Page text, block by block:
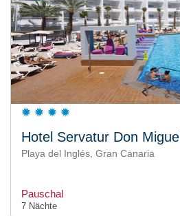
Hotel Servatur Don Miguel
Playa del Inglés, Gran Canaria
Pauschal
7 Nächte